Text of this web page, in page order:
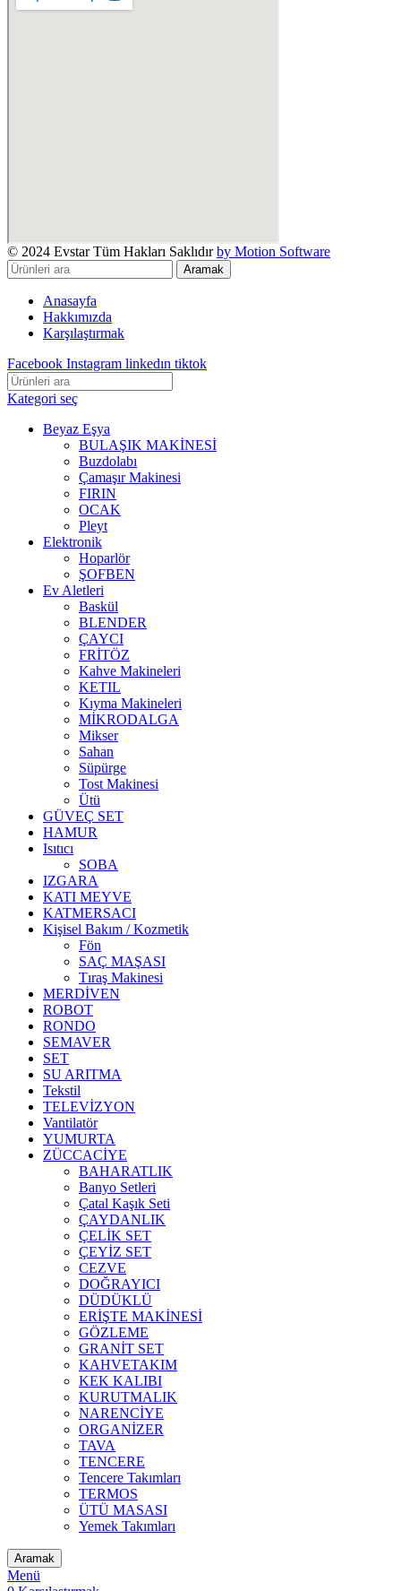
© 2024 Evstar Tüm Hakları Saklıdırby Motion Software
Aramak
Anasayfa
Hakkımızda
Karşılaştırmak
Facebook Instagram linkedın tiktok
Kategori seç
Beyaz Eşya
BULAŞIK MAKİNESİ
Buzdolabı
Çamaşır Makinesi
FIRIN
OCAK
Pleyt
Elektronik
Hoparlör
ŞOFBEN
Ev Aletleri
Baskül
BLENDER
ÇAYCI
FRİTÖZ
Kahve Makineleri
KETIL
Kıyma Makineleri
MİKRODALGA
Mikser
Sahan
Süpürge
Tost Makinesi
Ütü
GÜVEÇ SET
HAMUR
Isıtıcı
SOBA
IZGARA
KATI MEYVE
KATMERSACI
Kişisel Bakım / Kozmetik
Fön
SAÇ MAŞASI
Tıraş Makinesi
MERDİVEN
ROBOT
RONDO
SEMAVER
SET
SU ARITMA
Tekstil
TELEVİZYON
Vantilatör
YUMURTA
ZÜCCACİYE
BAHARATLIK
Banyo Setleri
Çatal Kaşık Seti
ÇAYDANLIK
ÇELİK SET
ÇEYİZ SET
CEZVE
DOĞRAYICI
DÜDÜKLÜ
ERİŞTE MAKİNESİ
GÖZLEME
GRANİT SET
KAHVETAKIM
KEK KALIBI
KURUTMALIK
NARENCİYE
ORGANİZER
TAVA
TENCERE
Tencere Takımları
TERMOS
ÜTÜ MASASI
Yemek Takımları
Aramak
Menü